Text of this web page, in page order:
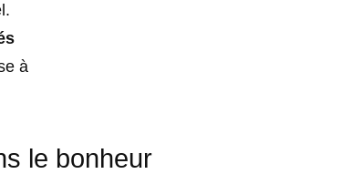
à
le bonheur